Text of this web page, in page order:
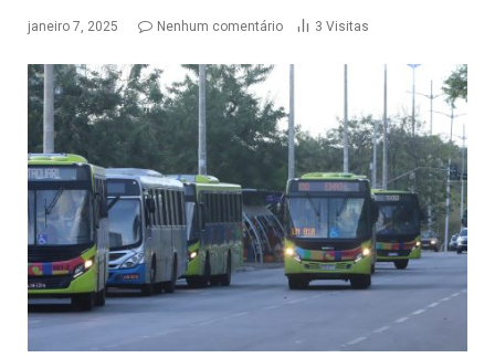
janeiro 7, 2025 Nenhum comentário 3 Visitas